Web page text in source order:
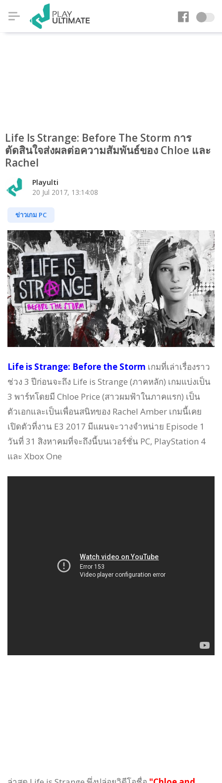
Life Is Strange: Before The Storm การ
ตัดสินใจส่งผลต่อความสัมพันธ์ของ Chloe และ
Rachel
Playulti
20 Jul 2017, 13:14:08
ข่าวเกม PC
Life is Strange: Before the Storm เกมที่เล่าเรื่องราว
ช่วง 3 ปีก่อนจะถึง Life is Strange (ภาคหลัก) เกมแบ่งเป็น
3 พาร์ทโดยมี Chloe Price (สาวผมฟ้าในภาคแรก) เป็น
ตัวเอกและเป็นเพื่อนสนิทของ Rachel Amber เกมนี้เคย
เปิดตัวที่งาน E3 2017 มีแผนจะวางจำหน่าย Episode 1
วันที่ 31 สิงหาคมที่จะถึงนี้บนเวอร์ชั่น PC, PlayStation 4
และ Xbox One